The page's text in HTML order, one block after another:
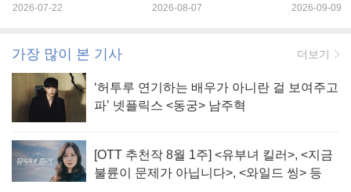
2026-07-22 2026-08-07 2026-09-09
가장 많이 본 기사 더보기
‘허투루 연기하는 배우가 아니란 걸 보여주고
파’ 넷플릭스 <동궁> 남주혁
[OTT 추천작 8월 1주] <유부녀 킬러>, <지금
불륜이 문제가 아닙니다>, <와일드 씽> 등